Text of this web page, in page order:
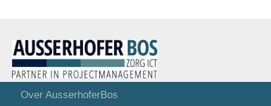
Over AusserhoferBos